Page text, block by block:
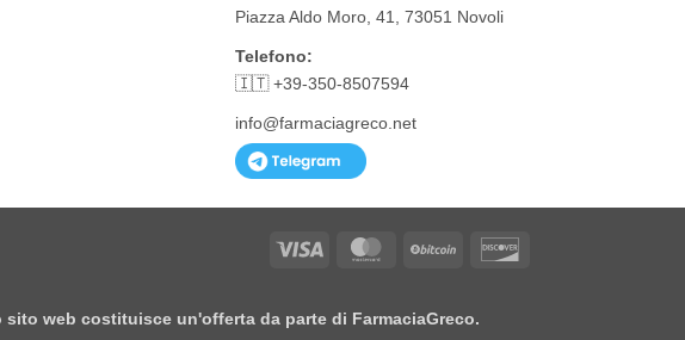
Piazza Aldo Moro, 41, 73051 Novoli
Telefono:
🇮🇹 +39-350-8507594
info@farmaciagreco.net
Visa MasterCardBitCoin
web costituisce un'offerta da parte di FarmaciaGreco.